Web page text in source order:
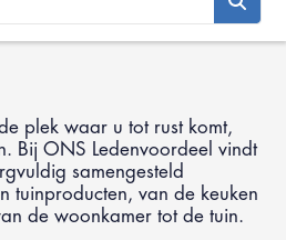
plek waar u tot rust komt,
Bij ONS Ledenvoordeel vindt
samengesteld
tuinproducten, van de keuken
de woonkamer tot de tuin.